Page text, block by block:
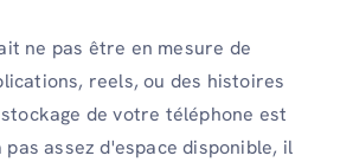
ne pas être en mesure de
reels, ou des histoires
de votre téléphone est
pas assez d'espace disponible, il